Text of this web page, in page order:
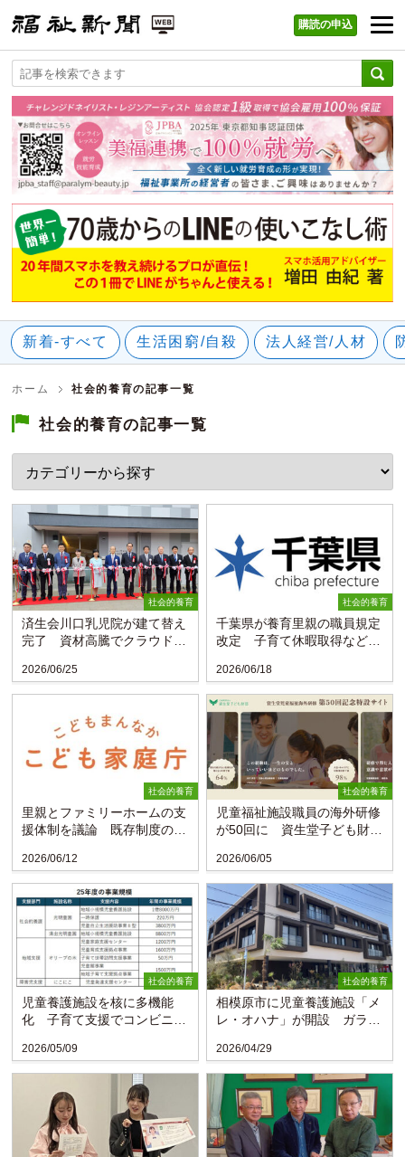
福祉新聞 WEB
購読の申込
新着-すべて 生活困窮/自殺 法人経営/人材
ホーム 社会的養育の記事一覧
社会的養育の記事一覧
社会的養育
済生会川口乳児院が建て替え
完了 資材高騰でクラウドフ
2026/06/25
社会的養育
千葉県が養育里親の職員規定
改定 子育て休暇取得など容
2026/06/18
社会的養育
里親とファミリーホームの支
援体制を議論 既存制度の見
庁〉
2026/06/12
社会的養育
児童福祉施設職員の海外研修
が50回に 資生堂子ども財団
2026/06/05
社会的養育
児童養護施設を核に多機能
化 子育て支援でコンビニの
本）
2026/05/09
社会的養育
相模原市に児童養護施設「メ
レ・オハナ」が開設 ガラス
2026/04/29